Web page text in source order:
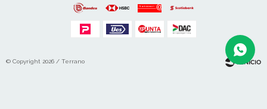
© Copyright 2026 / Terrano